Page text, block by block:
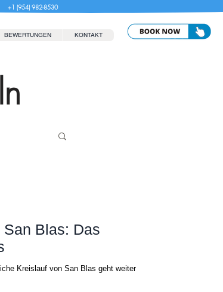
+1 (954) 982-8530
BEWERTUNGEN KONTAKT
Blas: Das
Kreislauf von San Blas geht weiter